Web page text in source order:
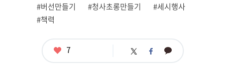
#버선만들기
#청사초롱만들기
#세시행사
#책력
좋
7 트 페 카